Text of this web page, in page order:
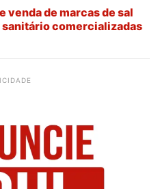
venda de marcas de sal
comercializadas